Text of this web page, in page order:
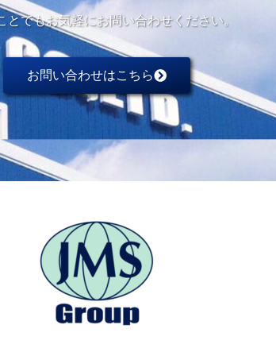
とでもお気軽にお問い合わせください。
お問い合わせはこちら